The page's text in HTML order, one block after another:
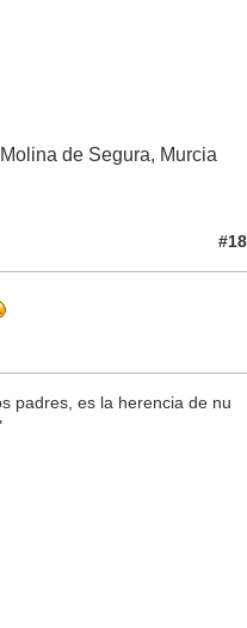
de Segura, Murcia
#18
padres, es la herencia de nu